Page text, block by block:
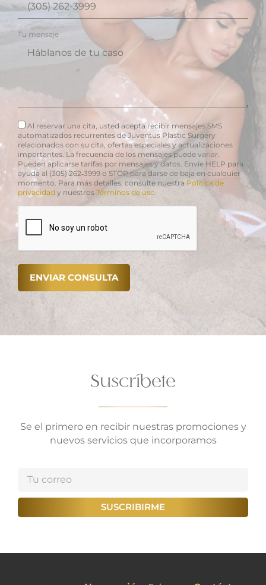
Tu mensaje
Al reservar una cita, usted acepta recibir mensajes SMS
automatizados recurrentes de Juventus Plastic Surgery
relacionados con su cita, ofertas especiales y actualizaciones
importantes. La frecuencia de los mensajes puede variar.
Pueden aplicarse tarifas por mensajes y datos. Envíe HELP para
ayuda al (305) 262‑3999 o STOP para darse de baja en cualquier
momento. Para más detalles, consulte nuestra Política de
privacidad y nuestros Términos de uso
Suscríbete
Se el primero en recibir nuestras promociones y
nuevos servicios que incorporamos
SUSCRIBIRME